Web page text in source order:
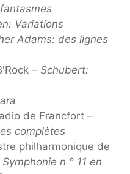
Variations
Adams: des lignes
– Schubert:
de Francfort –
complètes
philharmonique de
n ° 11 en